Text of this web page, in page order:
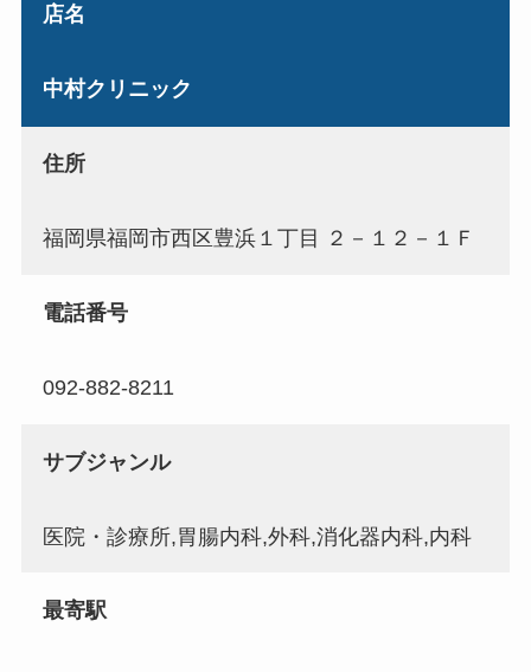
店名
中村クリニック
住所
福岡県福岡市西区豊浜１丁目 ２－１２－１Ｆ
電話番号
092-882-8211
サブジャンル
医院・診療所,胃腸内科,外科,消化器内科,内科
最寄駅